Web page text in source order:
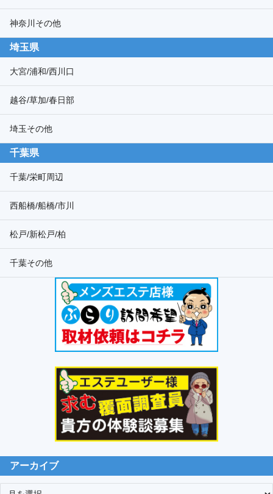
神奈川その他
埼玉県
大宮/浦和/西川口
越谷/草加/春日部
埼玉その他
千葉県
千葉/栄町周辺
西船橋/船橋/市川
松戸/新松戸/柏
千葉その他
アーカイブ
ア